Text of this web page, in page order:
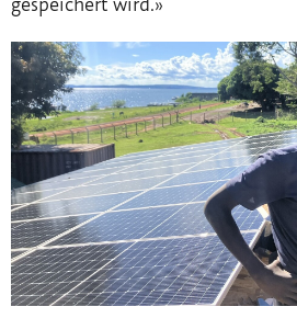
gespeichert wird.»